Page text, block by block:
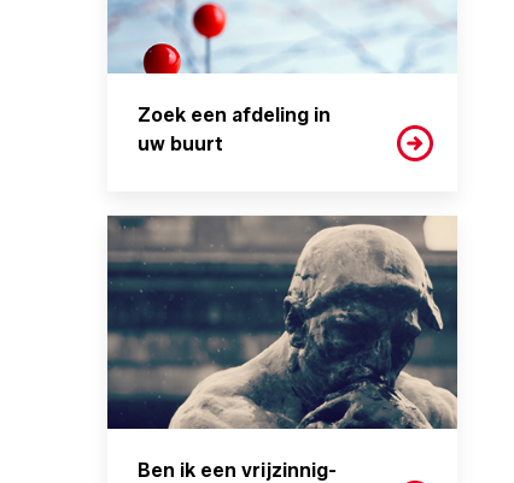
Zoek een afdeling in
uw buurt
Ben ik een vrijzinnig-